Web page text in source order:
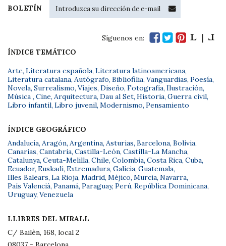
BOLETÍN
Síguenos en:
ÍNDICE TEMÁTICO
Arte, Literatura española, Literatura latinoamericana,
Literatura catalana, Autógrafo, Bibliofilia, Vanguardias, Poesía,
Novela, Surrealismo, Viajes, Diseño, Fotografía, Ilustración,
Música , Cine, Arquitectura, Dau al Set, Historia, Guerra civil,
Libro infantil, Libro juvenil, Modernismo, Pensamiento
ÍNDICE GEOGRÁFICO
Andalucía, Aragón, Argentina, Asturias, Barcelona, Bolivia,
Canarias, Cantabria, Castilla-León, Castilla-La Mancha,
Catalunya, Ceuta-Melilla, Chile, Colombia, Costa Rica, Cuba,
Ecuador, Euskadi, Extremadura, Galicia, Guatemala,
Illes Balears, La Rioja, Madrid, Méjico, Murcia, Navarra,
País Valencià, Panamá, Paraguay, Perú, República Dominicana,
Uruguay, Venezuela
LLIBRES DEL MIRALL
C/ Bailèn, 168, local 2